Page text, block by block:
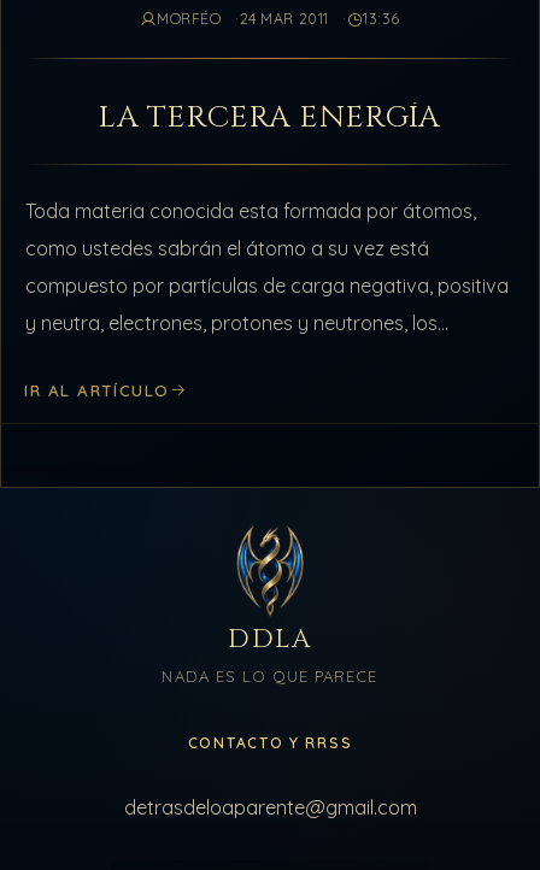
MORFÉO 24 MAR 2011 13:36
LA TERCERA ENERGÍA
Toda materia conocida esta formada por átomos,
como ustedes sabrán el átomo a su vez está
compuesto por partículas de carga negativa, positiva
y neutra, electrones, protones y neutrones, los
IR AL ARTÍCULO
DDLA
NADA ES LO QUE PARECE
CONTACTO Y RRSS
detrasdeloaparente@gmail.com